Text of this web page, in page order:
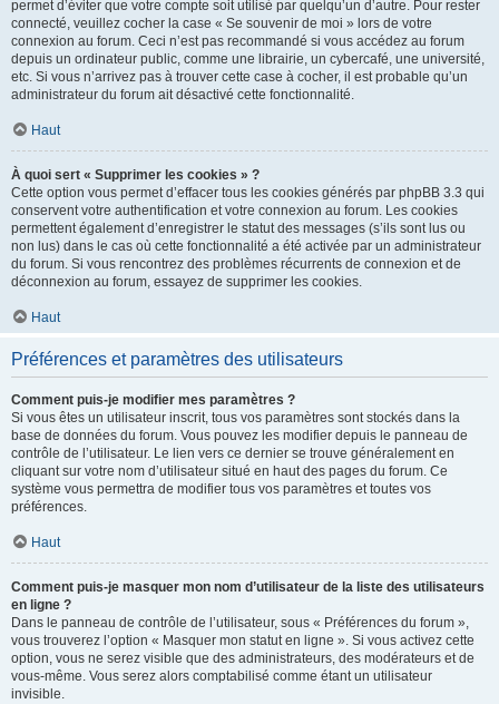
permet d’éviter que votre compte soit utilisé par quelqu’un d’autre. Pour rester
connecté, veuillez cocher la case « Se souvenir de moi » lors de votre
connexion au forum. Ceci n’est pas recommandé si vous accédez au forum
depuis un ordinateur public, comme une librairie, un cybercafé, une université,
etc. Si vous n’arrivez pas à trouver cette case à cocher, il est probable qu’un
administrateur du forum ait désactivé cette fonctionnalité.
Haut
À quoi sert « Supprimer les cookies » ?
Cette option vous permet d’effacer tous les cookies générés par phpBB 3.3 qui
conservent votre authentification et votre connexion au forum. Les cookies
permettent également d’enregistrer le statut des messages (s’ils sont lus ou
non lus) dans le cas où cette fonctionnalité a été activée par un administrateur
du forum. Si vous rencontrez des problèmes récurrents de connexion et de
déconnexion au forum, essayez de supprimer les cookies.
Haut
Préférences et paramètres des utilisateurs
Comment puis-je modifier mes paramètres ?
Si vous êtes un utilisateur inscrit, tous vos paramètres sont stockés dans la
base de données du forum. Vous pouvez les modifier depuis le panneau de
contrôle de l’utilisateur. Le lien vers ce dernier se trouve généralement en
cliquant sur votre nom d’utilisateur situé en haut des pages du forum. Ce
système vous permettra de modifier tous vos paramètres et toutes vos
préférences.
Haut
Comment puis-je masquer mon nom d’utilisateur de la liste des utilisateurs
en ligne ?
Dans le panneau de contrôle de l’utilisateur, sous « Préférences du forum »,
vous trouverez l’option « Masquer mon statut en ligne ». Si vous activez cette
option, vous ne serez visible que des administrateurs, des modérateurs et de
vous-même. Vous serez alors comptabilisé comme étant un utilisateur
invisible.